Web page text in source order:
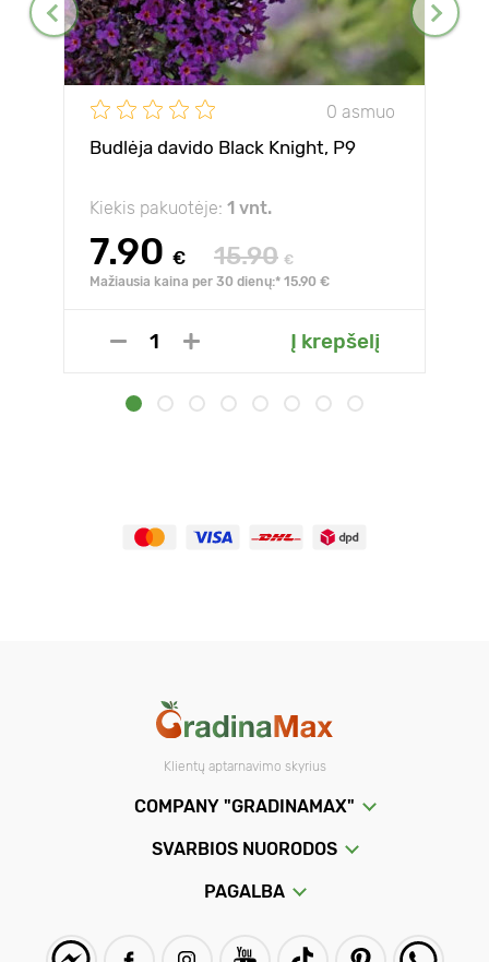
0 asmuo
Budlėja davido Black Knight, P9
Kiekis pakuotėje: 1 vnt.
7.90 € 15.90 €
Mažiausia kaina per 30 dienų:* 15.90 €
Į krepšelį
Klientų aptarnavimo skyrius
COMPANY "GRADINAMAX"
SVARBIOS NUORODOS
PAGALBA